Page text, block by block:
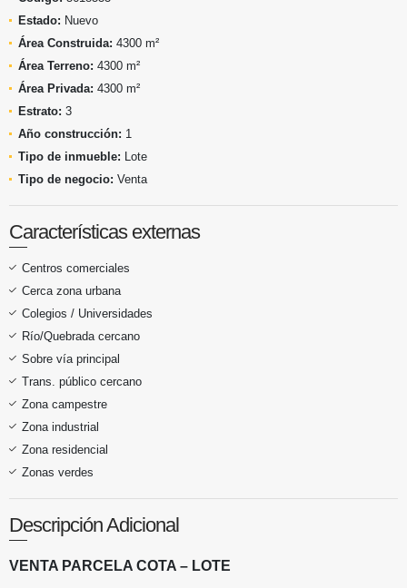
Estado: Nuevo
Área Construida: 4300 m²
Área Terreno: 4300 m²
Área Privada: 4300 m²
Estrato: 3
Año construcción: 1
Tipo de inmueble: Lote
Tipo de negocio: Venta
Características externas
Centros comerciales
Cerca zona urbana
Colegios / Universidades
Río/Quebrada cercano
Sobre vía principal
Trans. público cercano
Zona campestre
Zona industrial
Zona residencial
Zonas verdes
Descripción Adicional
VENTA PARCELA COTA – LOTE